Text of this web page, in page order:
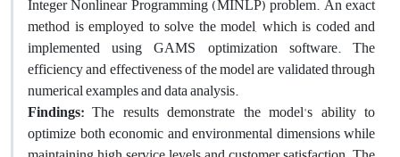
method is employed to solve the model, which is coded and
implemented using GAMS optimization software. The
efficiency and effectiveness of the model are validated through
numerical examples and data analysis.
Findings: The results demonstrate the model's ability to
optimize both economic and environmental dimensions while